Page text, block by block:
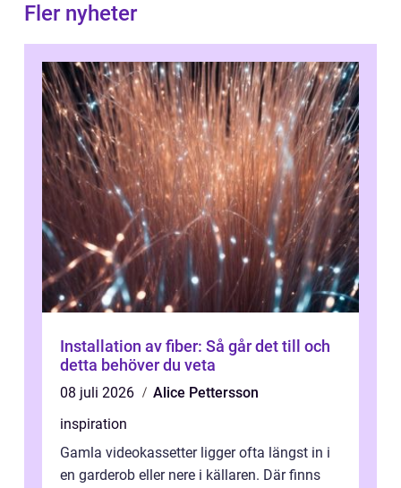
Fler nyheter
Installation av fiber: Så går det till och
detta behöver du veta
08 juli 2026
Alice Pettersson
inspiration
Gamla videokassetter ligger ofta längst in i
en garderob eller nere i källaren. Där finns